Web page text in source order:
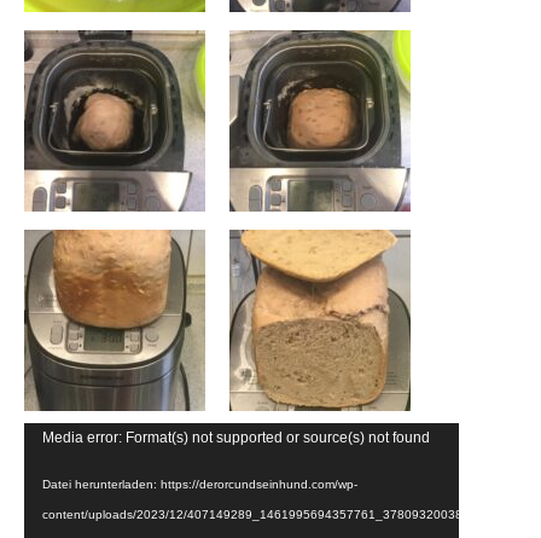
Media error: Format(s) not supported or source(s) not found
Datei herunterladen: https://derorcundseinhund.com/wp-
content/uploads/2023/12/